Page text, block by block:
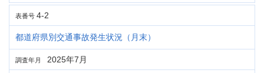
表番号 4-2
都道府県別交通事故発生状況（月末）
調査年月 2025年7月